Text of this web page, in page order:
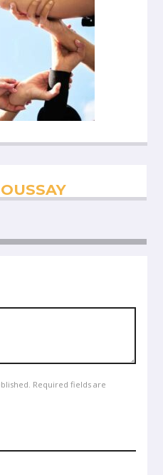
Required fields are